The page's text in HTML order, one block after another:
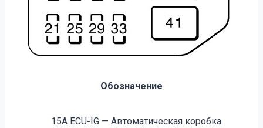
Обозначение
15A ECU-IG — Автоматическая коробка